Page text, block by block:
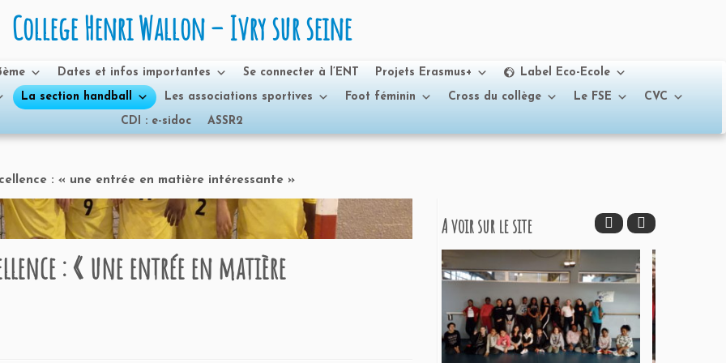
College Henri Wallon – Ivry sur seine
Dates et infos importantes Se connecter à l’ENT Projets Erasmus+
Label Eco-Ecole
La section handball Les associations sportives Foot féminin Cross du collège Le FSE
CVC
CDI : e-sidoc
ASSR2
: « une entrée en matière intéressante »
: « une entrée en matière
A voir sur le site